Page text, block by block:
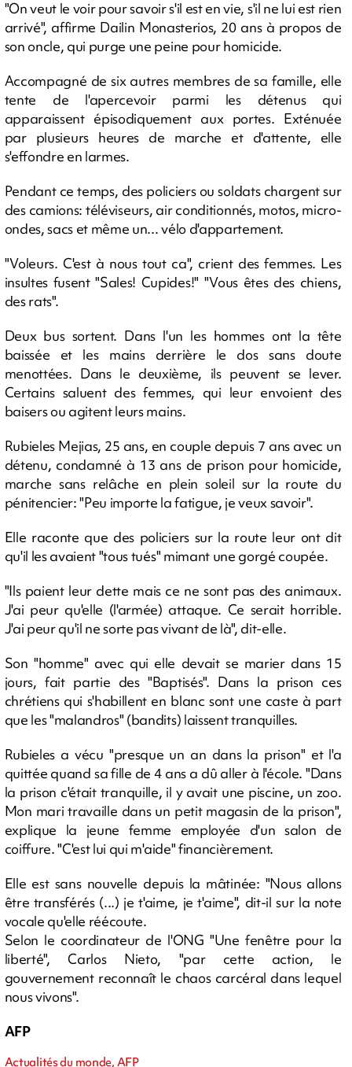
"On veut le voir pour savoir s'il est en vie, s'il ne lui est rien
arrivé", affirme Dailin Monasterios, 20 ans à propos de
son oncle, qui purge une peine pour homicide.
Accompagné de six autres membres de sa famille, elle
tente de l'apercevoir parmi les détenus qui
apparaissent épisodiquement aux portes. Exténuée
par plusieurs heures de marche et d'attente, elle
s'effondre en larmes.
Pendant ce temps, des policiers ou soldats chargent sur
des camions: téléviseurs, air conditionnés, motos, micro-
ondes, sacs et même un... vélo d'appartement.
"Voleurs. C'est à nous tout ca", crient des femmes. Les
insultes fusent "Sales! Cupides!" "Vous êtes des chiens,
des rats".
Deux bus sortent. Dans l'un les hommes ont la tête
baissée et les mains derrière le dos sans doute
menottées. Dans le deuxième, ils peuvent se lever.
Certains saluent des femmes, qui leur envoient des
baisers ou agitent leurs mains.
Rubieles Mejias, 25 ans, en couple depuis 7 ans avec un
détenu, condamné à 13 ans de prison pour homicide,
marche sans relâche en plein soleil sur la route du
pénitencier: "Peu importe la fatigue, je veux savoir".
Elle raconte que des policiers sur la route leur ont dit
qu'il les avaient "tous tués" mimant une gorgé coupée.
"Ils paient leur dette mais ce ne sont pas des animaux.
J'ai peur qu'elle (l'armée) attaque. Ce serait horrible.
J'ai peur qu'il ne sorte pas vivant de là", dit-elle.
Son "homme" avec qui elle devait se marier dans 15
jours, fait partie des "Baptisés". Dans la prison ces
chrétiens qui s'habillent en blanc sont une caste à part
que les "malandros" (bandits) laissent tranquilles.
Rubieles a vécu "presque un an dans la prison" et l'a
quittée quand sa fille de 4 ans a dû aller à l'école. "Dans
la prison c'était tranquille, il y avait une piscine, un zoo.
Mon mari travaille dans un petit magasin de la prison",
explique la jeune femme employée d'un salon de
coiffure. "C'est lui qui m'aide" financièrement.
Elle est sans nouvelle depuis la mâtinée: "Nous allons
être transférés (...) je t'aime, je t'aime", dit-il sur la note
vocale qu'elle réécoute.
Selon le coordinateur de l'ONG "Une fenêtre pour la
liberté", Carlos Nieto, "par cette action, le
gouvernement reconnaît le chaos carcéral dans lequel
nous vivons".
AFP
Actualités du monde, AFP